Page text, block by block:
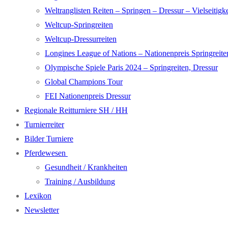
Weltranglisten Reiten – Springen – Dressur –
Weltcup-Springreiten
Weltcup-Dressurreiten
Longines League of Nations – Nationenpreis
Olympische Spiele Paris 2024 – Springreiten, Dressur
Global Champions Tour
FEI Nationenpreis Dressur
Regionale Reitturniere SH / HH
Turnierreiter
Bilder Turniere
Pferdewesen
Gesundheit / Krankheiten
Training / Ausbildung
Lexikon
Newsletter